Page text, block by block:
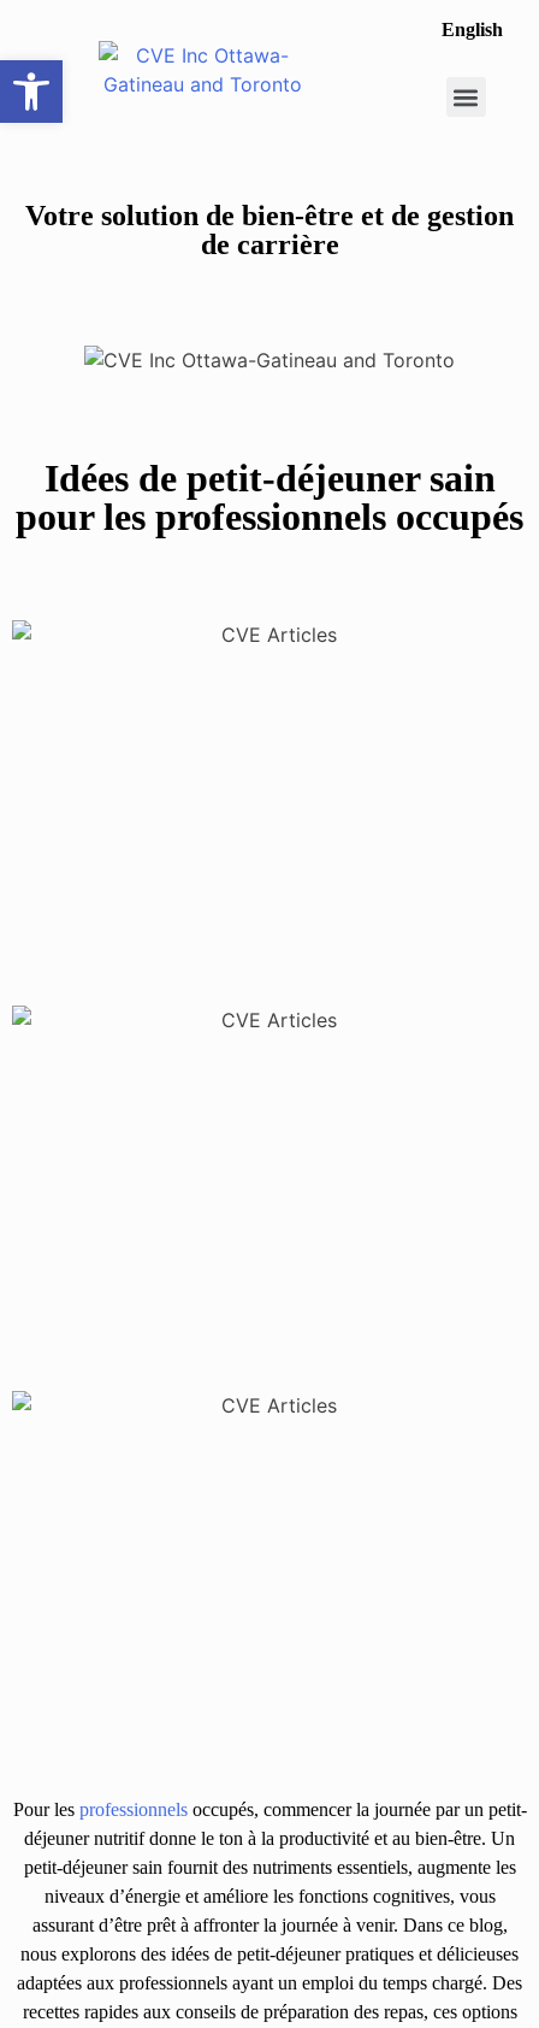
Ouvrir la barre d’outils
English
Votre solution de bien-être et de gestion
de carrière
Idées de petit-déjeuner sain
pour les professionnels occupés
Pour les professionnelsoccupés, commencer la journée par un petit-
déjeuner nutritif donne le ton à la productivité et au bien-être. Un
petit-déjeuner sain fournit des nutriments essentiels, augmente les
niveaux d’énergie et améliore les fonctions cognitives, vous
assurant d’être prêt à affronter la journée à venir. Dans ce blog,
nous explorons des idées de petit-déjeuner pratiques et délicieuses
adaptées aux professionnels ayant un emploi du temps chargé. Des
recettes rapides aux conseils de préparation des repas, ces options